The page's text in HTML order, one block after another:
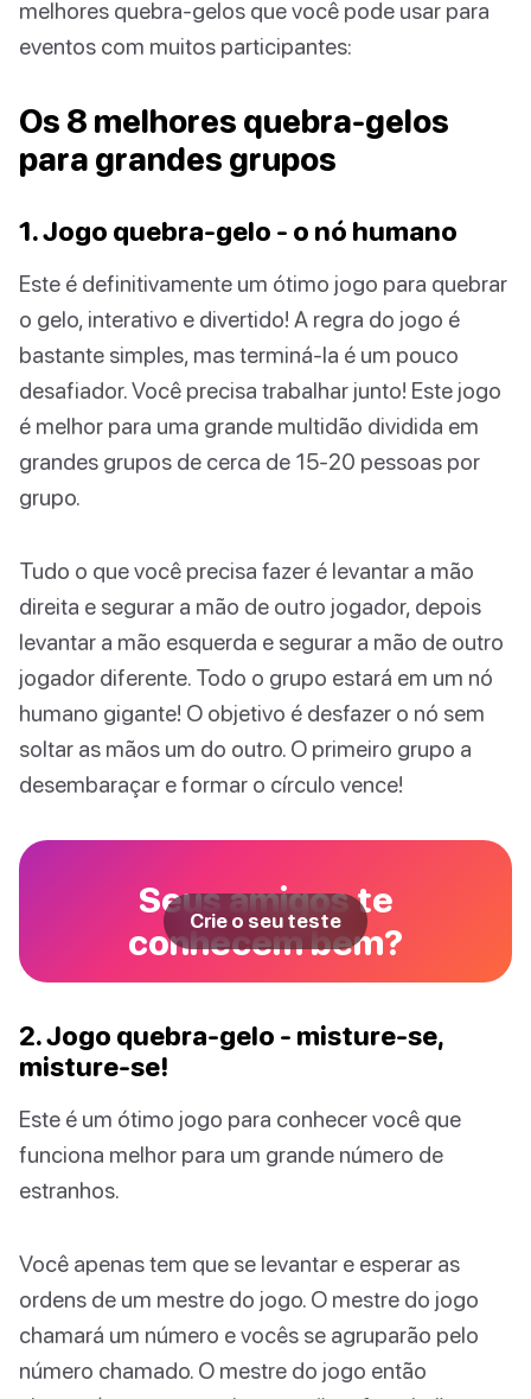
melhores quebra-gelos que você pode usar para
eventos com muitos participantes:
Os 8 melhores quebra-gelos
para grandes grupos
1. Jogo quebra-gelo - o nó humano
Este é definitivamente um ótimo jogo para quebrar
o gelo, interativo e divertido! A regra do jogo é
bastante simples, mas terminá-la é um pouco
desafiador. Você precisa trabalhar junto! Este jogo
é melhor para uma grande multidão dividida em
grandes grupos de cerca de 15-20 pessoas por
grupo.
Tudo o que você precisa fazer é levantar a mão
direita e segurar a mão de outro jogador, depois
levantar a mão esquerda e segurar a mão de outro
jogador diferente. Todo o grupo estará em um nó
humano gigante! O objetivo é desfazer o nó sem
soltar as mãos um do outro. O primeiro grupo a
desembaraçar e formar o círculo vence!
Seus amigos te
conhecem bem?
Crie o seu teste
2. Jogo quebra-gelo - misture-se,
misture-se!
Este é um ótimo jogo para conhecer você que
funciona melhor para um grande número de
estranhos.
Você apenas tem que se levantar e esperar as
ordens de um mestre do jogo. O mestre do jogo
chamará um número e vocês se agruparão pelo
número chamado. O mestre do jogo então